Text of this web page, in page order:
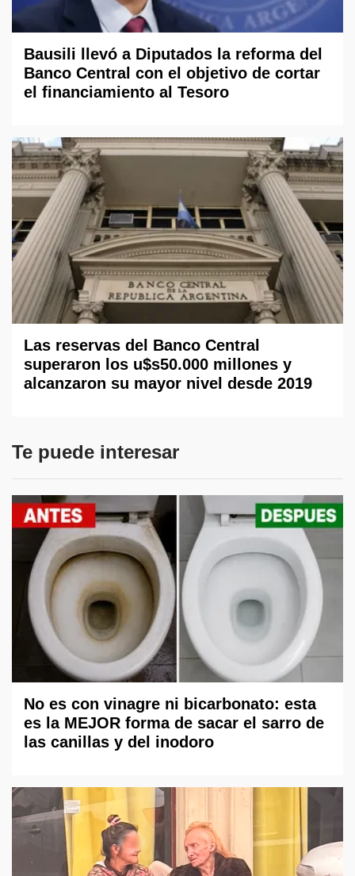
Bausili llevó a Diputados la reforma del
Banco Central con el objetivo de cortar
el financiamiento al Tesoro
Las reservas del Banco Central
superaron los u$s50.000 millones y
alcanzaron su mayor nivel desde 2019
Te puede interesar
No es con vinagre ni bicarbonato: esta
es la MEJOR forma de sacar el sarro de
las canillas y del inodoro